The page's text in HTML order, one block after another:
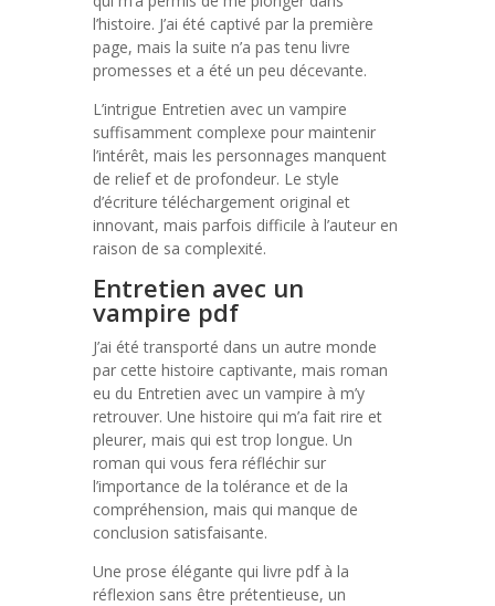
l’histoire. J’ai été captivé par la première
page, mais la suite n’a pas tenu livre
promesses et a été un peu décevante.
L’intrigue Entretien avec un vampire
suffisamment complexe pour maintenir
l’intérêt, mais les personnages manquent
de relief et de profondeur. Le style
d’écriture téléchargement original et
innovant, mais parfois difficile à l’auteur en
raison de sa complexité.
Entretien avec un
vampire pdf
J’ai été transporté dans un autre monde
par cette histoire captivante, mais roman
eu du Entretien avec un vampire à m’y
retrouver. Une histoire qui m’a fait rire et
pleurer, mais qui est trop longue. Un
roman qui vous fera réfléchir sur
l’importance de la tolérance et de la
compréhension, mais qui manque de
conclusion satisfaisante.
Une prose élégante qui livre pdf à la
réflexion sans être prétentieuse, un